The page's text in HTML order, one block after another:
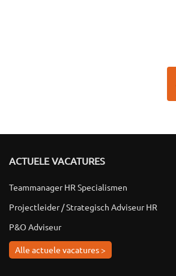
ACTUELE VACATURES
Teammanager HR Specialismen
Projectleider / Strategisch Adviseur HR
P&O Adviseur
Alle actuele vacatures >